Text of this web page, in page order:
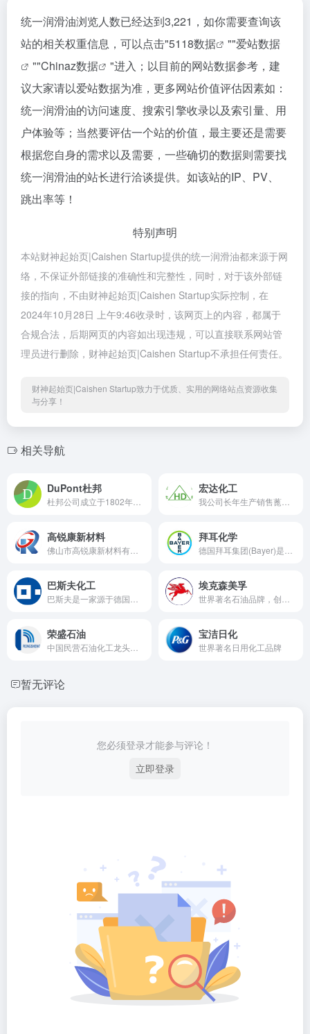
统一润滑油浏览人数已经达到3,221，如你需要查询该
站的相关权重信息，可以点击"5118数据 ""爱站数据
""Chinaz数据
"进入；以目前的网站数据参考，建
议大家请以爱站数据为准，更多网站价值评估因素如：
统一润滑油的访问速度、搜索引擎收录以及索引量、用
户体验等；当然要评估一个站的价值，最主要还是需要
根据您自身的需求以及需要，一些确切的数据则需要找
统一润滑油的站长进行洽谈提供。如该站的IP、PV、
跳出率等！
特别声明
本站财神起始页|Caishen Startup提供的统一润滑油都来源于网
络，不保证外部链接的准确性和完整性，同时，对于该外部链
接的指向，不由财神起始页|Caishen Startup实际控制，在
2024年10月28日 上午9:46收录时，该网页上的内容，都属于
合规合法，后期网页的内容如出现违规，可以直接联系网站管
理员进行删除，财神起始页|Caishen Startup不承担任何责任。
财神起始页|Caishen Startup致力于优质、实用的网络站点资源收集
与分享！
相关导航
DuPont杜邦 宏达化工
高锐康新材料 拜耳化学
巴斯夫化工 埃克森美孚
荣盛石油 宝洁日化
世界著名日用化工品牌
暂无评论
您必须登录才能参与评论！
立即登录